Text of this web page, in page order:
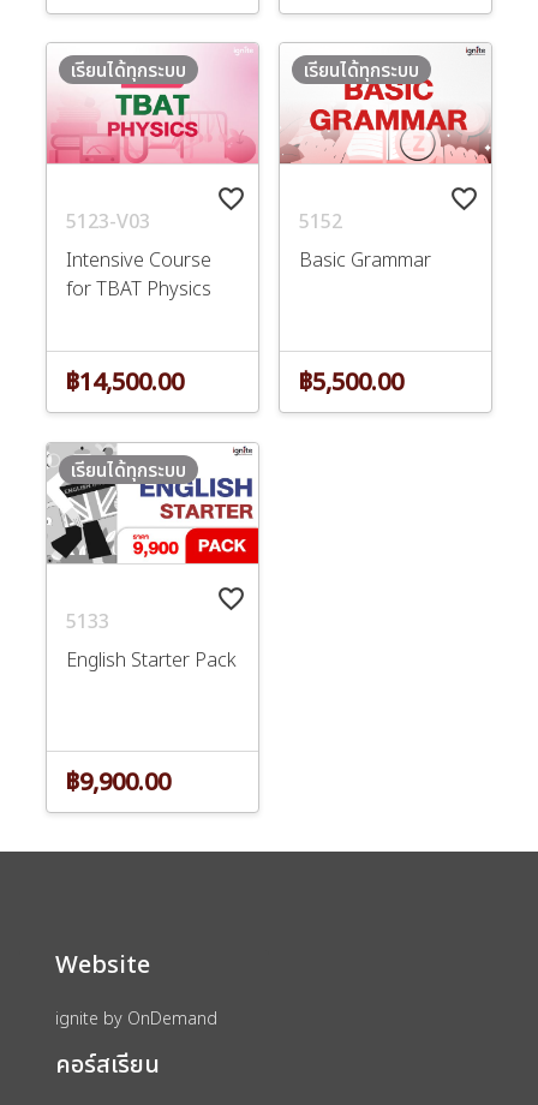
favorite_border
5123-V03
Intensive Course
for TBAT Physics
เรียนได้ทุกระบบ
฿14,500.00
favorite_border
5152
Basic Grammar
เรียนได้ทุกระบบ
฿5,500.00
favorite_border
5133
English Starter Pack
เรียนได้ทุกระบบ
฿9,900.00
Website
ignite by OnDemand
คอร์สเรียน